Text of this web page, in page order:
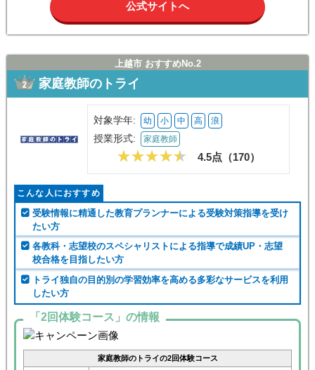
公式サイトへ
上越市 おすすめNo.2
家庭教師のトライ
対象学年: 幼 小 中 高 浪
授業形式: 家庭教師
4.5点（170）
こんな人におすすめ
受験情報に精通した教育プランナーによる受験対策指導を受け
たい方
各教科・志望校のスペシャリストによる指導で成績UP・志望
校合格を目指したい方
トライ独自の目的別の学習効率を高める多彩なサービスを利用
したい方
「2回体験コース」の情報
家庭教師のトライの2回体験コース